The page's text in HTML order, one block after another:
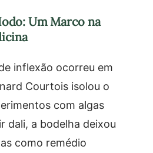
Um Marco na
inflexão ocorreu em
Courtois isolou o
com algas
dali, a bodelha deixou
como remédio